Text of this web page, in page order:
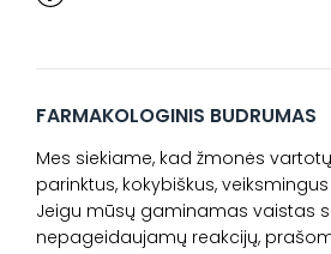
FARMAKOLOGINIS BUDRUMAS
Mes siekiame, kad žmonės
parinktus, kokybiškus,
Jeigu mūsų gaminamas vaistas
nepageidaujamų reakcijų,